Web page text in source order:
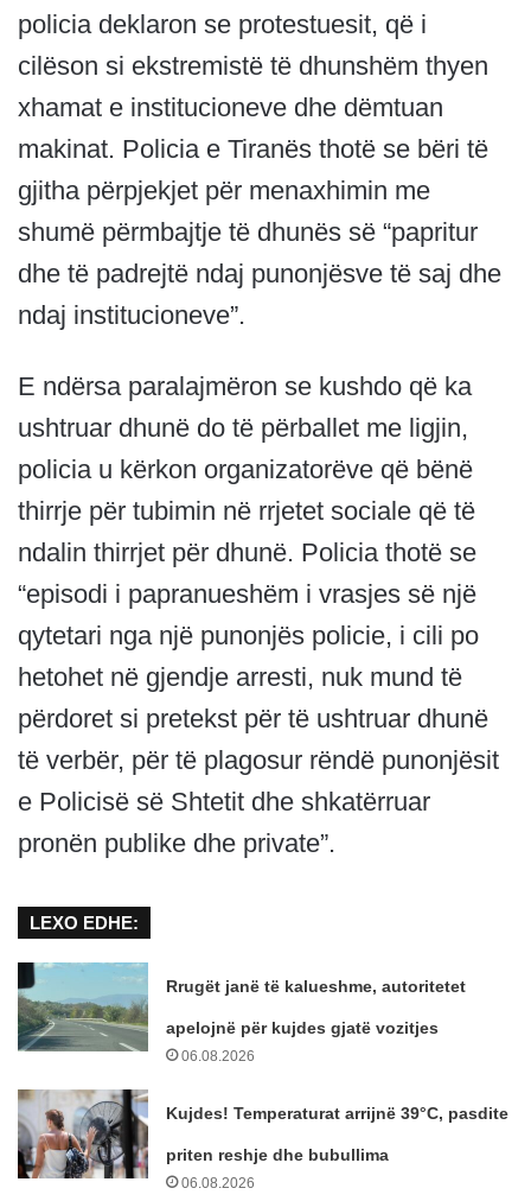
policia deklaron se protestuesit, që i
cilëson si ekstremistë të dhunshëm thyen
xhamat e institucioneve dhe dëmtuan
makinat. Policia e Tiranës thotë se bëri të
gjitha përpjekjet për menaxhimin me
shumë përmbajtje të dhunës së “papritur
dhe të padrejtë ndaj punonjësve të saj dhe
ndaj institucioneve”.
E ndërsa paralajmëron se kushdo që ka
ushtruar dhunë do të përballet me ligjin,
policia u kërkon organizatorëve që bënë
thirrje për tubimin në rrjetet sociale që të
ndalin thirrjet për dhunë. Policia thotë se
“episodi i papranueshëm i vrasjes së një
qytetari nga një punonjës policie, i cili po
hetohet në gjendje arresti, nuk mund të
përdoret si pretekst për të ushtruar dhunë
të verbër, për të plagosur rëndë punonjësit
e Policisë së Shtetit dhe shkatërruar
pronën publike dhe private”.
LEXO EDHE:
Rrugët janë të kalueshme, autoritetet
apelojnë për kujdes gjatë vozitjes
06.08.2026
Kujdes! Temperaturat arrijnë 39°C, pasdite
priten reshje dhe bubullima
06.08.2026